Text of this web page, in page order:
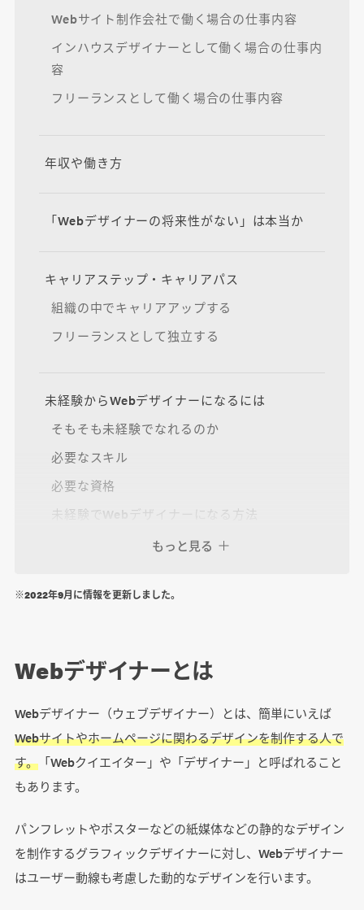
Webサイト制作会社で働く場合の仕事内容
インハウスデザイナーとして働く場合の仕事内
容
フリーランスとして働く場合の仕事内容
年収や働き方
「Webデザイナーの将来性がない」は本当か
キャリアステップ・キャリアパス
組織の中でキャリアアップする
フリーランスとして独立する
未経験からWebデザイナーになるには
そもそも未経験でなれるのか
必要なスキル
必要な資格
未経験でWebデザイナーになる方法
Webデザイナーになるまでの流れ
よくある質問
Webデザイナーの年収はどれくらい？
Webデザイナーのやりがいは？
Webデザイナーは未経験でもなれますか？
もっと見る
※2022年9月に情報を更新しました。
Webデザイナーとは
Webデザイナー（ウェブデザイナー）とは、簡単にいえば
Webサイトやホームページに関わるデザインを制作する人で
す。「Webクイエイター」や「デザイナー」と呼ばれること
もあります。
パンフレットやポスターなどの紙媒体などの静的なデザイン
を制作するグラフィックデザイナーに対し、Webデザイナー
はユーザー動線も考慮した動的なデザインを行います。